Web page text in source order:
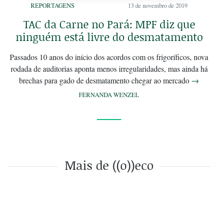
REPORTAGENS 13 de novembro de 2019
TAC da Carne no Pará: MPF diz que
ninguém está livre do desmatamento
Passados 10 anos do início dos acordos com os frigoríficos, nova
rodada de auditorias aponta menos irregularidades, mas ainda há
brechas para gado de desmatamento chegar ao mercado →
FERNANDA WENZEL
Mais de ((o))eco